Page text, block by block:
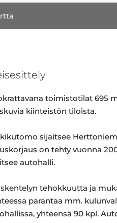
toimistotilat 695
kiinteistön tiloista.
sijaitsee
on tehty vuonna
autohalli.
tehokkuutta ja
parantaa mm.
yhteensä 90 kpl.